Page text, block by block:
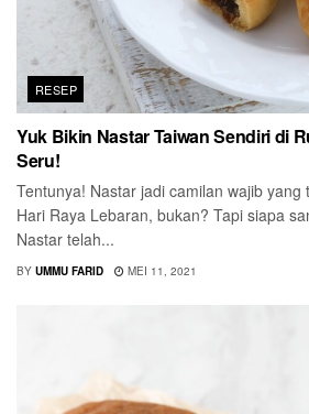
RESEP
Yuk Bikin Nastar Taiwan Sendiri di
Seru!
Tentunya! Nastar jadi camilan wajib yang
Hari Raya Lebaran, bukan? Tapi siapa
Nastar telah...
BY UMMU FARID MEI 11, 2021